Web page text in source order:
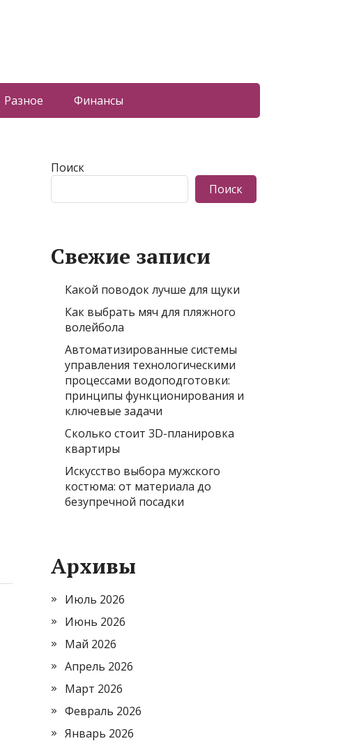
Разное Финансы
Поиск
Поиск
Свежие записи
Какой поводок лучше для щуки
Как выбрать мяч для пляжного
волейбола
Автоматизированные системы
управления технологическими
процессами водоподготовки:
принципы функционирования и
ключевые задачи
Сколько стоит 3D-планировка
квартиры
Искусство выбора мужского
костюма: от материала до
безупречной посадки
Архивы
Июль 2026
Июнь 2026
Май 2026
Апрель 2026
Март 2026
Февраль 2026
Январь 2026